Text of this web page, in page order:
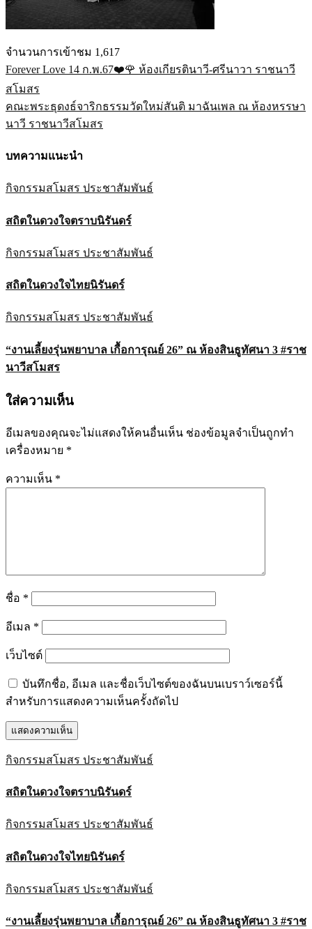
จำนวนการเข้าชม 1,617
แนะแนว
เรื่อง
Forever Love 14 ก.พ.67❤️🌹 ห้องเกียรตินาวี-ศรีนาวา ราชนาวี
สโมสร
คณะพระธุดงธ์จาริกธรรมวัดใหม่สันติ มาฉันเพล ณ ห้องหรรษา
นาวี ราชนาวีสโมสร
บทความแนะนำ
กิจกรรมสโมสร ประชาสัมพันธ์
สถิตในดวงใจตราบนิรันดร์
กิจกรรมสโมสร ประชาสัมพันธ์
สถิตในดวงใจไทยนิรันดร์
กิจกรรมสโมสร ประชาสัมพันธ์
“งานเลี้ยงรุ่นพยาบาล เกื้อการุณย์ 26” ณ ห้องสินธูทัศนา 3 #ราช
นาวีสโมสร
ใส่ความเห็น
อีเมลของคุณจะไม่แสดงให้คนอื่นเห็น ช่องข้อมูลจำเป็นถูกทำ
เครื่องหมาย *
ความเห็น *
ชื่อ *
อีเมล *
เว็บไซต์
บันทึกชื่อ, อีเมล และชื่อเว็บไซต์ของฉันบนเบราว์เซอร์นี้
สำหรับการแสดงความเห็นครั้งถัดไป
กิจกรรมสโมสร ประชาสัมพันธ์
สถิตในดวงใจตราบนิรันดร์
กิจกรรมสโมสร ประชาสัมพันธ์
สถิตในดวงใจไทยนิรันดร์
กิจกรรมสโมสร ประชาสัมพันธ์
“งานเลี้ยงรุ่นพยาบาล เกื้อการุณย์ 26” ณ ห้องสินธูทัศนา 3 #ราช